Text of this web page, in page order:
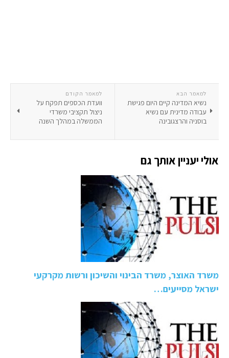
למאמר הקודם
וועדת הכספים תפקח על
ניצול תקציבי משרדי
הממשלה במהלך השנה
למאמר הבא
נשיא המדינה קיים היום פגישת
עבודה מדינית עם נשיא
בוסניה והרצגובינה
אולי יעניין אותך גם
משרד האוצר, משרד הבינוי והשיכון ורשות מקרקעי
ישראל מסייעים…